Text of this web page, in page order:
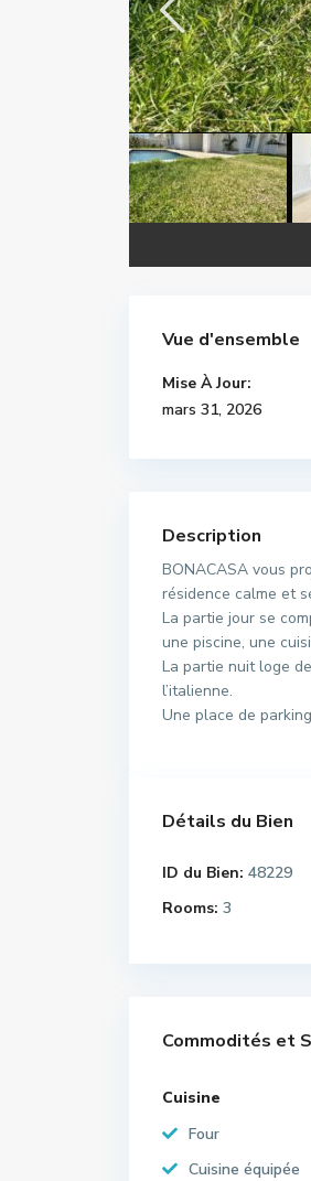
Vue d'ensemble
Mise À Jour:
mars 31, 2026
Description
BONACASA vous
résidence calme et
La partie jour se
une piscine, une
La partie nuit loge
l’italienne.
Une place de
Détails du Bien
ID du Bien: 48229
Rooms: 3
Commodités et
Cuisine
Four
Cuisine équipée